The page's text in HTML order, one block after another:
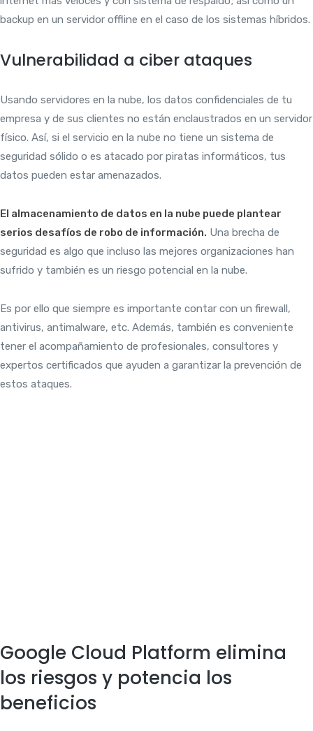
backup en un servidor offline en el caso de los sistemas híbridos.
Vulnerabilidad a ciber ataques
Usando servidores en la nube, los datos confidenciales de tu
empresa y de sus clientes no están enclaustrados en un servidor
físico. Así, si el servicio en la nube no tiene un sistema de
seguridad sólido o es atacado por piratas informáticos, tus
datos pueden estar amenazados.
El almacenamiento de datos en la nube puede plantear
serios desafíos de robo de información. Una brecha de
seguridad es algo que incluso las mejores organizaciones han
sufrido y también es un riesgo potencial en la nube.
Es por ello que siempre es importante contar con un firewall,
antivirus, antimalware, etc. Además, también es conveniente
tener el acompañamiento de profesionales, consultores y
expertos certificados que ayuden a garantizar la prevención de
estos ataques.
Google Cloud Platform elimina
los riesgos y potencia los
beneficios